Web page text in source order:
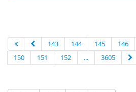
143 144 145 146
150
151 152 ... 3605